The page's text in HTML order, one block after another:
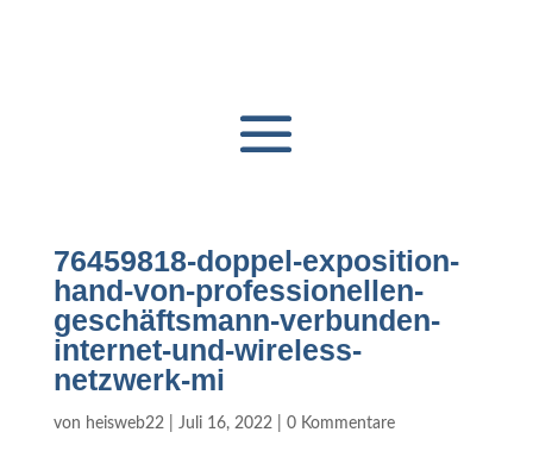
76459818-doppel-exposition-
hand-von-professionellen-
geschäftsmann-verbunden-
internet-und-wireless-
netzwerk-mi
von heisweb22| Juli 16, 2022| 0 Kommentare